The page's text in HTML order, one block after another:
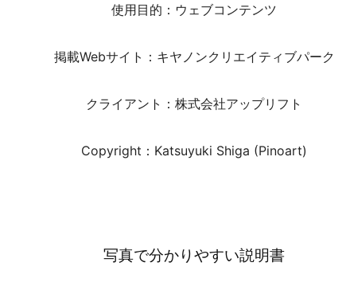
使用目的：ウェブコンテンツ
掲載Webサイト：キヤノンクリエイティブパーク
クライアント：株式会社アップリフト
Copyright：Katsuyuki Shiga (Pinoart)
写真で分かりやすい説明書